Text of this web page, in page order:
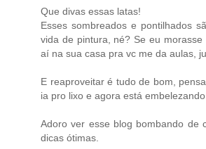
Que divas essas latas!
Esses sombreados e pontilhados
vida de pintura, né? Se eu
aí na sua casa pra vc me da aulas,
E reaproveitar é tudo de bom,
ia pro lixo e agora está
Adoro ver esse blog bombando de
dicas ótimas.